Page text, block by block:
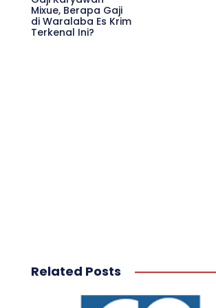
Mixue, Berapa Gaji
di Waralaba Es Krim
Terkenal Ini?
Related Posts